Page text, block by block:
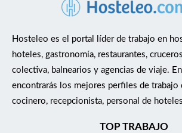
Hosteleo es el portal líder de trabajo en
hoteles, gastronomía, restaurantes,
colectiva, balnearios y agencias de viaje.
encontrarás los mejores perfiles de trabajo
cocinero, recepcionista, personal de
TOP TRABAJO